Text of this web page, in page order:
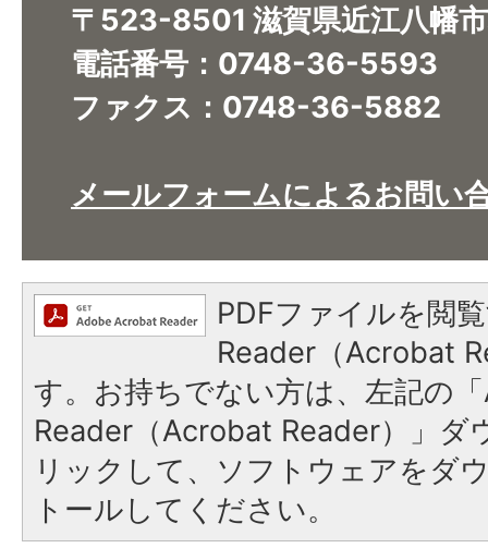
〒523-8501 滋賀県近江八幡
電話番号：0748-36-5593
ファクス：0748-36-5882​​​​​​​
メールフォームによるお問い
PDFファイルを閲
Reader（Acrobat
す。お持ちでない方は、左記の
Reader（Acrobat Reader）」ダ
リックして、ソフトウェアをダ
トールしてください。